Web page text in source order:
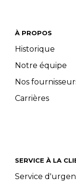
À PROPOS
Historique
Notre équipe
Nos
Carrières
SERVICE À LA
Service